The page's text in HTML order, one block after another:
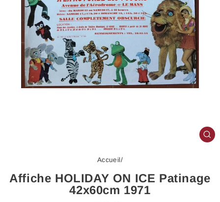
Accueil/
Affiche HOLIDAY ON ICE Patinage
42x60cm 1971